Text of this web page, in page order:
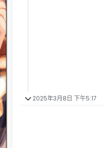
2025年3月8日 下午5:17